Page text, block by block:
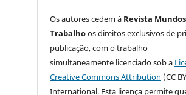
Os autores cedem à Revista
Trabalhoos direitos exclusivos de
publicação, com o trabalho
simultaneamente licenciado sob a
Creative Commons Attribution (CC
International. Esta licença permite